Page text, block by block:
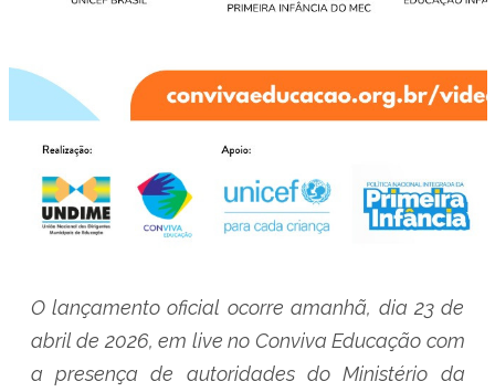
O lançamento oficial ocorre amanhã, dia 23 de
abril de 2026, em live no Conviva Educação com
a presença de autoridades do Ministério da